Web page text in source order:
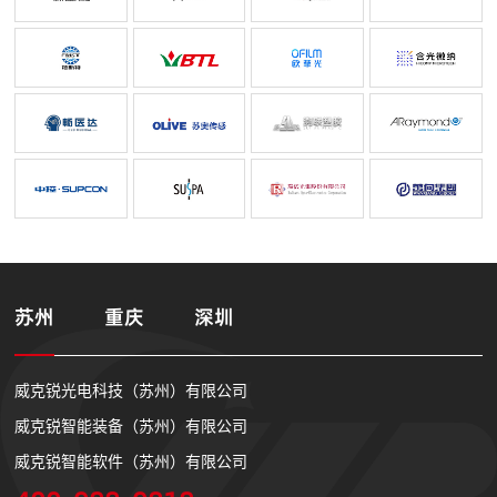
苏州 重庆 深圳
威克锐光电科技（苏州）有限公司
威克锐智能装备（苏州）有限公司
威克锐智能软件（苏州）有限公司